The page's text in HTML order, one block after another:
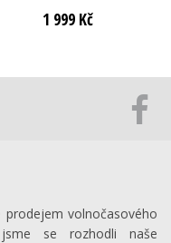
1 999 Kč
volnočasového
se rozhodli naše